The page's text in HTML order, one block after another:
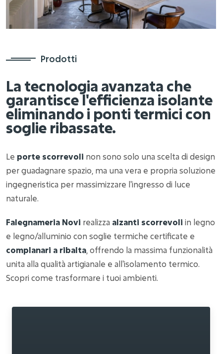
Prodotti
La tecnologia avanzata che
garantisce l'efficienza isolante
eliminando i ponti termici con
soglie ribassate.
Le porte scorrevoli non sono solo una scelta di design
per guadagnare spazio, ma una vera e propria soluzione
ingegneristica per massimizzare l'ingresso di luce
naturale.
Falegnameria Novi realizza alzanti scorrevoli in legno
e legno/alluminio con soglie termiche certificate e
complanari a ribalta, offrendo la massima funzionalità
unita alla qualità artigianale e all'isolamento termico.
Scopri come trasformare i tuoi ambienti.